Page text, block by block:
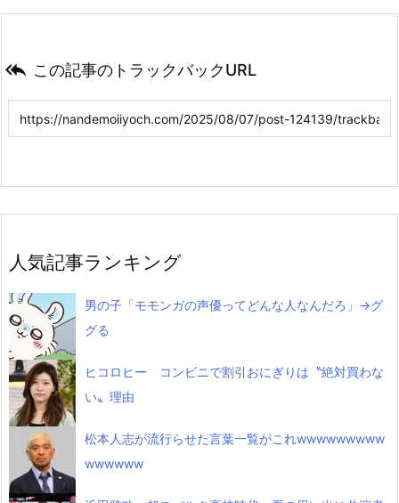
 この記事のトラックバックURL
人気記事ランキング
男の子「モモンガの声優ってどんな人なんだろ」→グ
グる
ヒコロヒー コンビニで割引おにぎりは〝絶対買わな
い〟理由
松本人志が流行らせた言葉一覧がこれwwwwwwwww
wwwwww